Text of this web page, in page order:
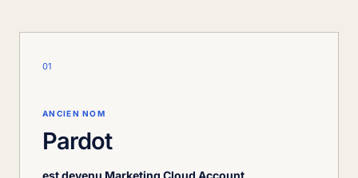
01
ANCIEN NOM
Pardot
est devenu Marketing Cloud Account